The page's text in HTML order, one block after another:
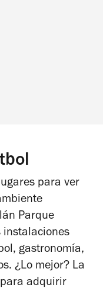
para ver
Parque
instalaciones
gastronomía,
¿Lo mejor? La
adquirir